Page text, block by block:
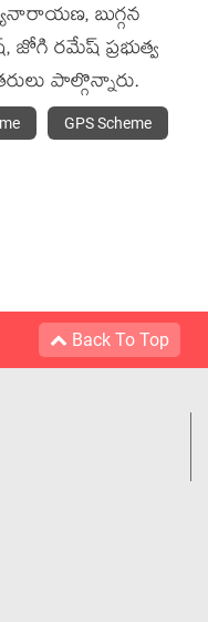
బుగ్గన
జోగి రమేష్ ప్రభుత్వ
పాల్గొన్నారు.
GPS Scheme
Back To Top